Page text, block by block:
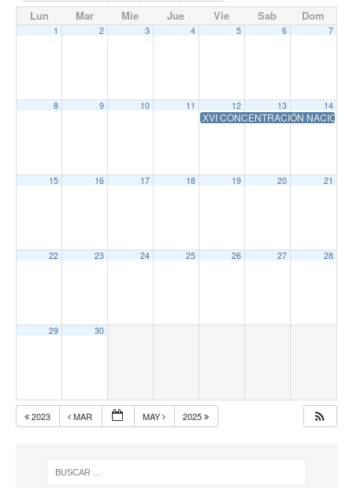
Lun Mar Mie Jue Vie Sab Dom
1 2 3 4 5 6 7
8 9 10 11 12
XVI CONCENTRACIÓN
13 14
15 16 17 18 19 20 21
22 23 24 25 26 27 28
29 30
2023 MAR MAY 2025